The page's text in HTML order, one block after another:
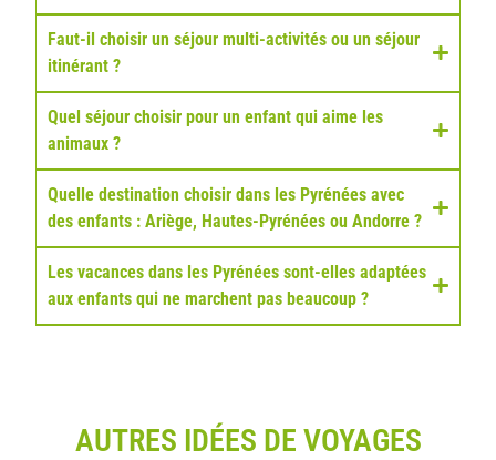
Faut-il choisir un séjour multi-activités ou un séjour
itinérant ?
Quel séjour choisir pour un enfant qui aime les
animaux ?
Quelle destination choisir dans les Pyrénées avec
des enfants : Ariège, Hautes-Pyrénées ou Andorre ?
Les vacances dans les Pyrénées sont-elles adaptées
aux enfants qui ne marchent pas beaucoup ?
AUTRES IDÉES DE VOYAGES